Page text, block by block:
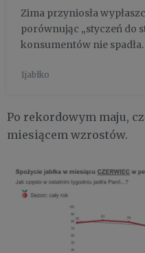
Kantar Polska
Zima przyniosła
porównując „styczeń do
konsumentów nie
5 lat, od kiedy
tak istotny wzrost ilości
1jabłko
Po rekordowym maju,
miesiącem wzrostów.